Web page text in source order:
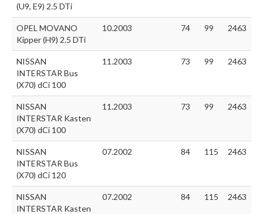
(U9, E9) 2.5 DTi
OPEL MOVANO
Kipper (H9) 2.5 DTi
10.2003 74 99 2463
NISSAN
INTERSTAR Bus
(X70) dCi 100
11.2003 73 99 2463
NISSAN
INTERSTAR Kasten
(X70) dCi 100
11.2003 73 99 2463
NISSAN
INTERSTAR Bus
(X70) dCi 120
07.2002 84 115 2463
NISSAN
INTERSTAR Kasten
07.2002 84 115 2463